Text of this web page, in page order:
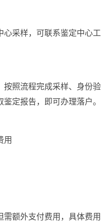
采样，可联系鉴定中心工
照流程完成采样、身份验
定报告，即可办理落户。
用
额外支付费用，具体费用